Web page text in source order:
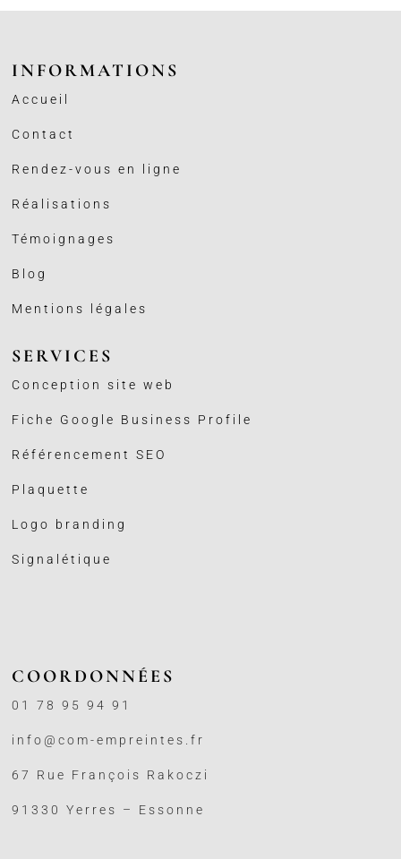
INFORMATIONS
Accueil
Contact
Rendez-vous en ligne
Réalisations
Témoignages
Blog
Mentions légales
SERVICES
Conception site web
Fiche Google Business Profile
Référencement SEO
Plaquette
Logo branding
Signalétique
COORDONNÉES
01 78 95 94 91
info@com-empreintes.fr
67 Rue François Rakoczi
91330 Yerres – Essonne